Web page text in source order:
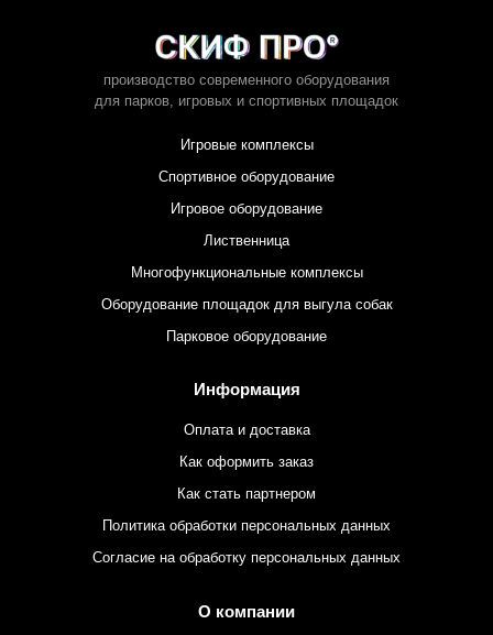
производство современного оборудования
для парков, игровых и спортивных площадок
Игровые комплексы
Спортивное оборудование
Игровое оборудование
Лиственница
Многофункциональные комплексы
Оборудование площадок для выгула собак
Парковое оборудование
Информация
Оплата и доставка
Как оформить заказ
Как стать партнером
Политика обработки персональных данных
Согласие на обработку персональных данных
О компании